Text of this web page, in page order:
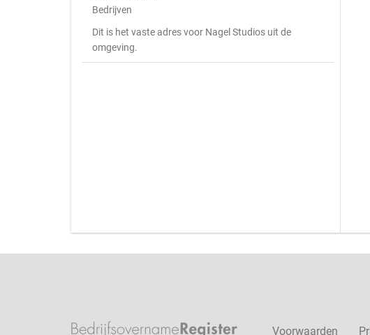
Bedrijven
Dit is het vaste adres voor Nagel Studios uit de
omgeving.
Voorwaarden